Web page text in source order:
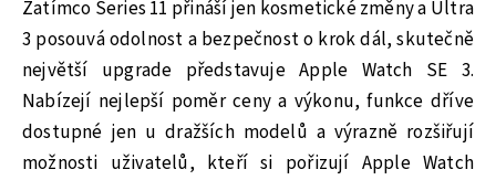
Zatímco Series 11 přináší jen kosmetické změny a Ultra
3 posouvá odolnost a bezpečnost o krok dál, skutečně
největší upgrade představuje Apple Watch SE 3.
Nabízejí nejlepší poměr ceny a výkonu, funkce dříve
dostupné jen u dražších modelů a výrazně rozšiřují
možnosti uživatelů, kteří si pořizují Apple Watch